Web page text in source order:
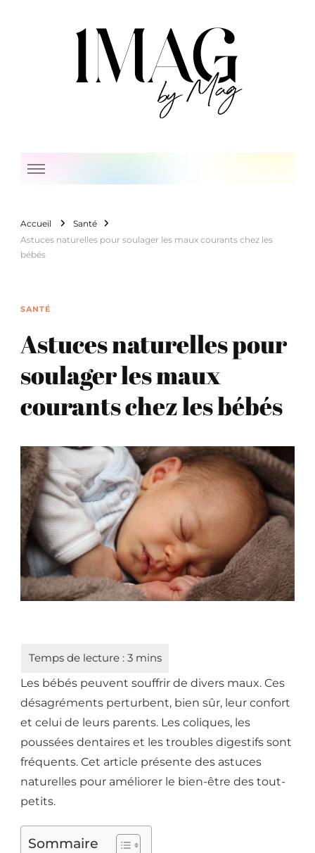
Accueil
Santé
Astuces naturelles pour soulager les maux courants chez les
bébés
SANTÉ
Astuces naturelles pour
soulager les maux
courants chez les bébés
Les bébés peuvent souffrir de divers maux. Ces
désagréments perturbent, bien sûr, leur confort
et celui de leurs parents. Les coliques, les
poussées dentaires et les troubles digestifs sont
fréquents. Cet article présente des astuces
naturelles pour améliorer le bien-être des tout-
petits.
Sommaire